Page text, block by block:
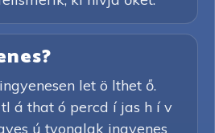
let ö lthet ő.
á that ó percd í jas h í v
ú tvonalak ingyenes